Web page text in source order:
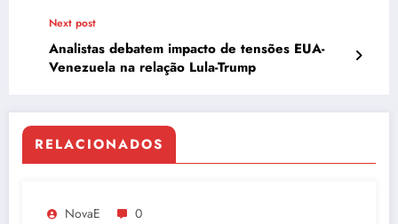
Next post
Analistas debatem impacto de tensões EUA-
Venezuela na relação Lula-Trump
RELACIONADOS
NovaE 0